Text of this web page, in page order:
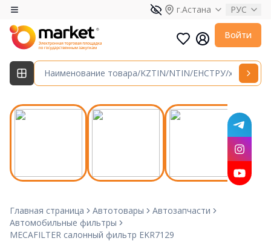
г.Астана РУС
Войти
Главная страница Автотовары
Автозапчасти
Автомобильные фильтры
MECAFILTER салонный фильтр EKR7129